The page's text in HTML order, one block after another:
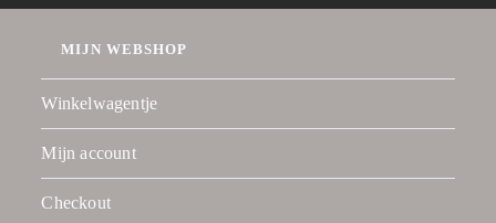
MIJN WEBSHOP
Winkelwagentje
Mijn account
Checkout